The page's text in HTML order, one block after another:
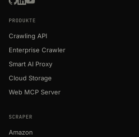
PRODUKTE
Crawling API
Enterprise Crawler
Smart AI Proxy
Cloud Storage
Web MCP Server
SCRAPER
Amazon